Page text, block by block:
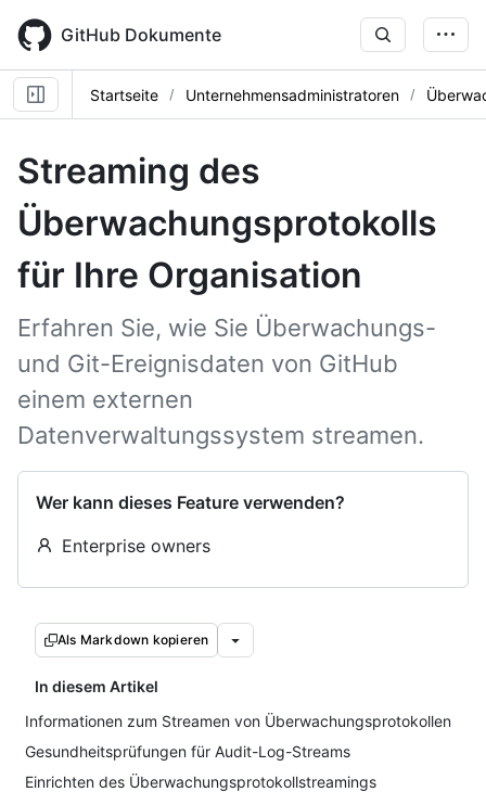
main
content
GitHub Dokumente
Startseite Unternehmensadministratoren
Streaming des
Überwachungsprotokolls
für Ihre Organisation
Erfahren Sie, wie Sie Überwachungs-
und Git-Ereignisdaten von GitHub
einem externen
Datenverwaltungssystem streamen.
Wer kann dieses Feature verwenden?
Enterprise owners
Als Markdown kopieren
In diesem Artikel
Informationen zum Streamen von Überwachungsprotokollen
Gesundheitsprüfungen für Audit-Log-Streams
Einrichten des Überwachungsprotokollstreamings